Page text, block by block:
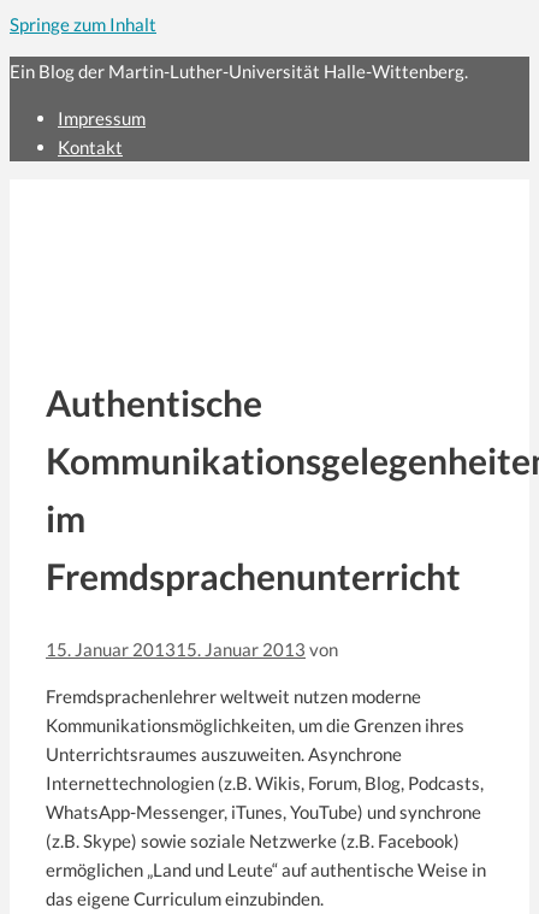
Springe zum Inhalt
Ein Blog der Martin-Luther-Universität Halle-Wittenberg.
Impressum
Kontakt
Authentische
im
Fremdsprachenunterricht
15. Januar 201315. Januar 2013 von
Fremdsprachenlehrer weltweit nutzen moderne
Kommunikationsmöglichkeiten, um die Grenzen ihres
Unterrichtsraumes auszuweiten. Asynchrone
Internettechnologien (z.B. Wikis, Forum, Blog, Podcasts,
WhatsApp-Messenger, iTunes, YouTube) und synchrone
(z.B. Skype) sowie soziale Netzwerke (z.B. Facebook)
ermöglichen „Land und Leute“ auf authentische Weise in
das eigene Curriculum einzubinden.